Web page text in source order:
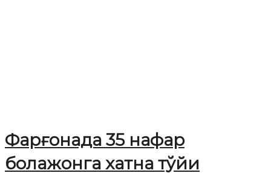
Фарғонада 35 нафар
болажонга хатна тўйи